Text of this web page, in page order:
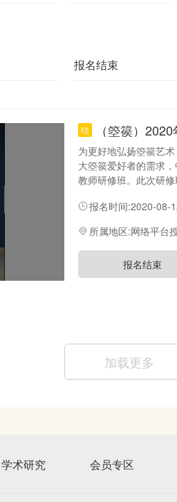
报名结束
结 （箜篌）
为更好地弘扬箜篌艺
大箜篌爱好者的需求
教师研修班。此次研
篌艺术，培养具有一
需求，中国民族管弦
次研修班聘请国内知
习，在箜篌的演奏、
报名时间:2020-08-
所属地区:网络平台
报名结束
加载更多
学术研究 会员专区